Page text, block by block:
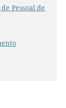
Pessoal de